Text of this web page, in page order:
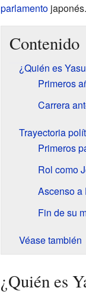
parlamento
Contenido
¿Quién es
Primeros
Carrera
Trayectoria
Primeros
Rol como
Ascenso a
Fin de su
Véase también
¿Quién es